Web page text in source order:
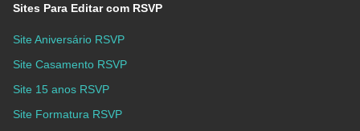
Sites Para Editar com RSVP
Site Aniversário RSVP
Site Casamento RSVP
Site 15 anos RSVP
Site Formatura RSVP